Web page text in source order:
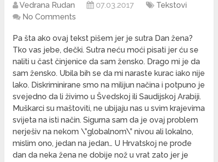
Vedrana Rudan 07.03.2017
Tekstovi
No Comments
Pa šta ako ovaj tekst pišem jer je sutra Dan žena?
Tko vas jebe, dečki. Sutra neću moći pisati jer ću se
naliti u čast činjenice da sam žensko. Drago mi je da
sam žensko. Ubila bih se da mi naraste kurac iako nije
lako. Diskriminirane smo na milijun načina i potpuno je
svejedno da li živimo u Švedskoj ili Saudijskoj Arabiji.
Muškarci su maštoviti, ne ubijaju nas u svim krajevima
svijeta na isti način. Sigurna sam da je ovaj problem
nerješiv na nekom \”globalnom\” nivou ali lokalno,
mislim ono, jedan na jedan… U Hrvatskoj ne prođe
dan da neka žena ne dobije nož u vrat zato jer je